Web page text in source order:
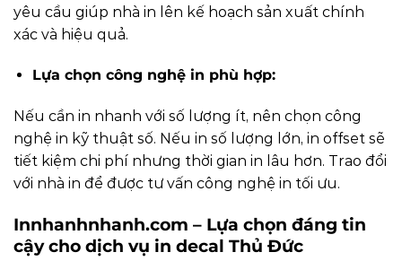
yêu cầu giúp nhà in lên kế hoạch sản xuất chính
xác và hiệu quả.
Lựa chọn công nghệ in phù hợp:
Nếu cần in nhanh với số lượng ít, nên chọn công
nghệ in kỹ thuật số. Nếu in số lượng lớn, in offset sẽ
tiết kiệm chi phí nhưng thời gian in lâu hơn. Trao đổi
với nhà in để được tư vấn công nghệ in tối ưu.
Innhanhnhanh.com – Lựa chọn đáng tin
cậy cho dịch vụ in decal Thủ Đức